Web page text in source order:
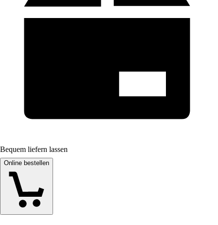
Bequem liefern lassen
Online bestellen